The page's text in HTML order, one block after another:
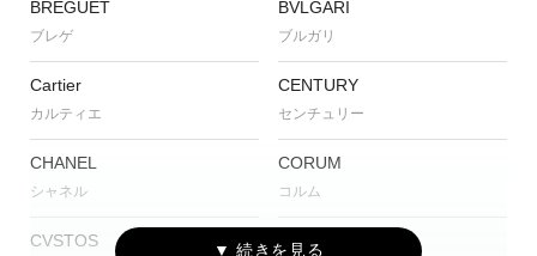
BREGUET
ブレゲ
BVLGARI
ブルガリ
Cartier
カルティエ
CENTURY
センチュリー
CHANEL
シャネル
CORUM
コルム
CVSTOS EDOX